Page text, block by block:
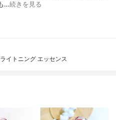
…続きを見る
イトニング エッセンス